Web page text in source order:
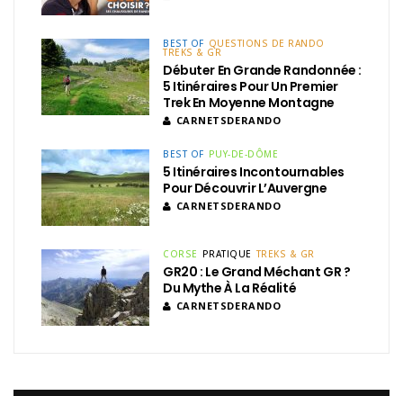
BEST OF QUESTIONS DE RANDO
TREKS & GR
Débuter En Grande Randonnée :
5 Itinéraires Pour Un Premier
Trek En Moyenne Montagne
CARNETSDERANDO
BEST OF PUY-DE-DÔME
5 Itinéraires Incontournables
Pour Découvrir L’Auvergne
CARNETSDERANDO
CORSE PRATIQUE TREKS & GR
GR20 : Le Grand Méchant GR ?
Du Mythe À La Réalité
CARNETSDERANDO